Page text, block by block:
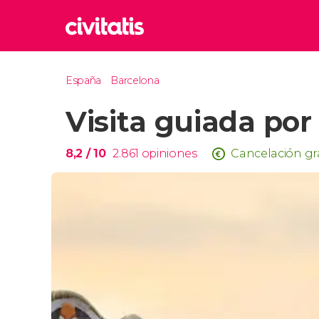
Reino
España Barcelona
Visita guiada
8,2 / 10 2.861 opiniones Cancelación